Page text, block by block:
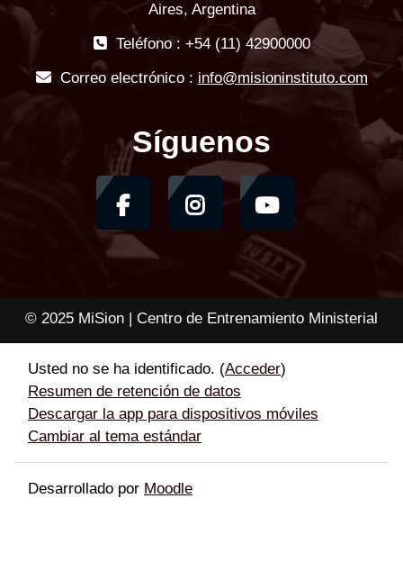
Aires, Argentina
Teléfono : +54 (11) 42900000
Correo electrónico : info@misioninstituto.com
Síguenos
© 2025 MiSion | Centro de Entrenamiento Ministerial
Usted no se ha identificado. (Acceder)
Resumen de retención de datos
Descargar la app para dispositivos móviles
Cambiar al tema estándar
Desarrollado por Moodle